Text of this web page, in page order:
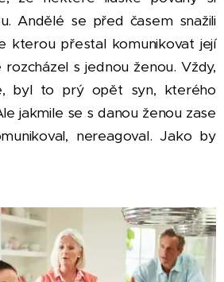
Andělé se před časem snažili
kterou přestal komunikovat její
s jednou ženou. Vždy,
byl to prý opět syn, kterého
jakmile se s danou ženou zase
nereagoval. Jako by